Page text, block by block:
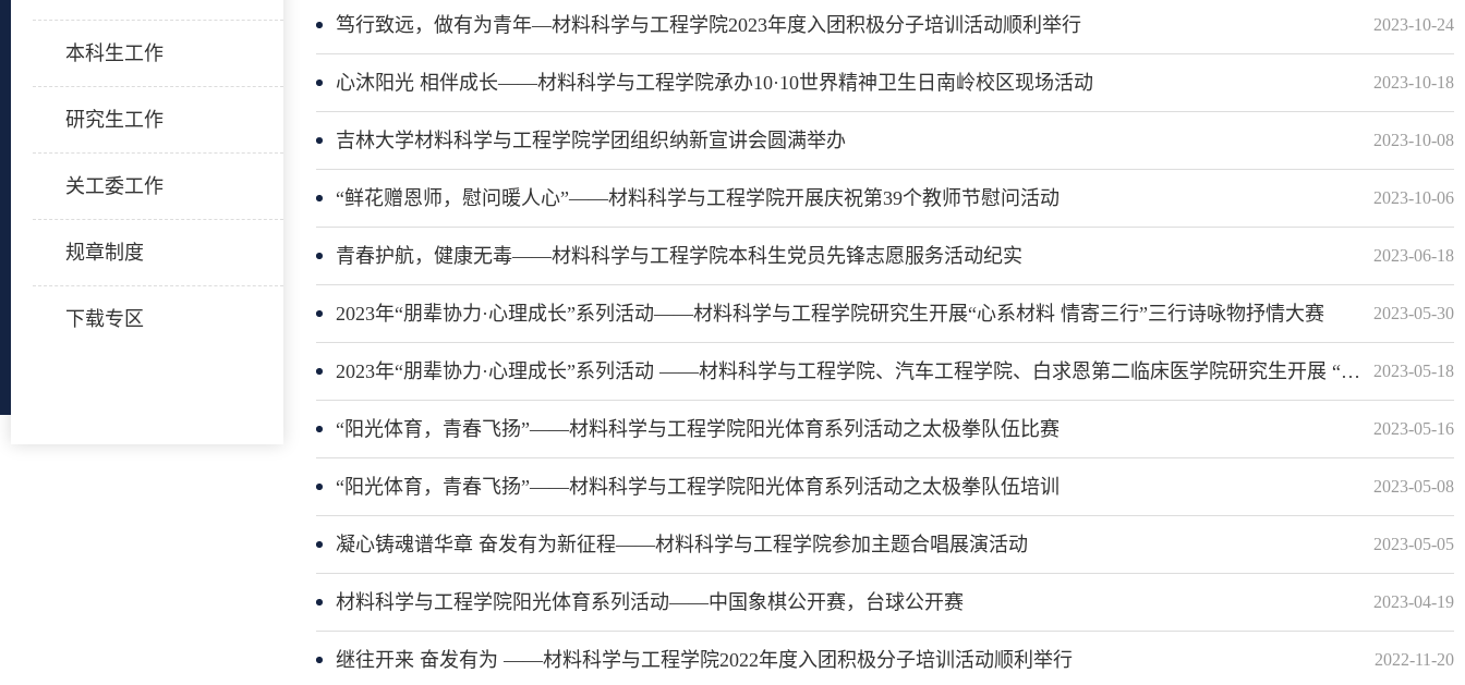
本科生工作
研究生工作
关工委工作
规章制度
下载专区
2023-10-24
笃行致远，做有为青年—材料科学与工程学院2023年度入团积极分子培训活动顺利举行
2023-10-18
心沐阳光 相伴成长——材料科学与工程学院承办10·10世界精神卫生日南岭校区现场活动
2023-10-08
吉林大学材料科学与工程学院学团组织纳新宣讲会圆满举办
2023-10-06
“鲜花赠恩师，慰问暖人心”——材料科学与工程学院开展庆祝第39个教师节慰问活动
2023-06-18
青春护航，健康无毒——材料科学与工程学院本科生党员先锋志愿服务活动纪实
2023-05-30
2023年“朋辈协力·心理成长”系列活动——材料科学与工程学院研究生开展“心系材料 情寄三行”三行诗咏物抒情大赛
2023-05-18
2023年“朋辈协力·心理成长”系列活动 ——材料科学与工程学院、汽车工程学院、白求恩第二临床医学院研究生开展 “盘不落地，永不放弃”释放压力趣味飞盘活动
2023-05-16
“阳光体育，青春飞扬”——材料科学与工程学院阳光体育系列活动之太极拳队伍比赛
2023-05-08
“阳光体育，青春飞扬”——材料科学与工程学院阳光体育系列活动之太极拳队伍培训
2023-05-05
凝心铸魂谱华章 奋发有为新征程——材料科学与工程学院参加主题合唱展演活动
2023-04-19
材料科学与工程学院阳光体育系列活动——中国象棋公开赛，台球公开赛
2022-11-20
继往开来 奋发有为 ——材料科学与工程学院2022年度入团积极分子培训活动顺利举行